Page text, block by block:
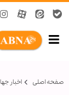
صفحه اصلی اخبار